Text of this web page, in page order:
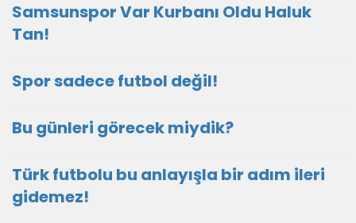
Samsunspor Var Kurbanı Oldu Haluk
Tan!
Spor sadece futbol değil!
Bu günleri görecek miydik?
Türk futbolu bu anlayışla bir adım ileri
gidemez!